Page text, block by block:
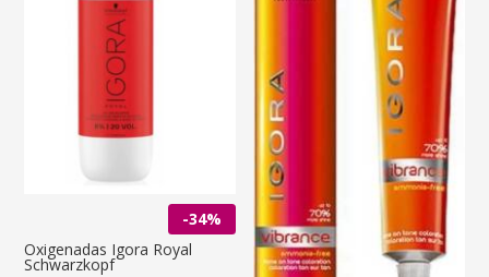
-34%
Oxigenadas Igora Royal
Schwarzkopf